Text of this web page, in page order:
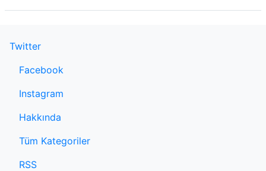
Twitter
Facebook
Instagram
Hakkında
Tüm Kategoriler
RSS